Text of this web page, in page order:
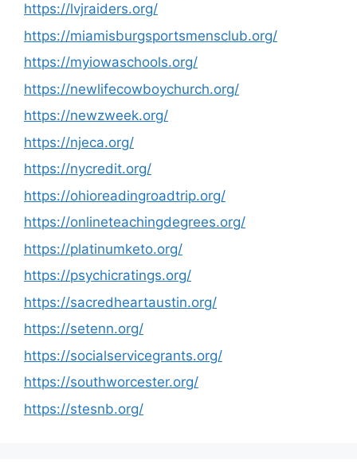
https://lvjraiders.org/
https://miamisburgsportsmensclub.org/
https://myiowaschools.org/
https://newlifecowboychurch.org/
https://newzweek.org/
https://njeca.org/
https://nycredit.org/
https://ohioreadingroadtrip.org/
https://onlineteachingdegrees.org/
https://platinumketo.org/
https://psychicratings.org/
https://sacredheartaustin.org/
https://setenn.org/
https://socialservicegrants.org/
https://southworcester.org/
https://stesnb.org/